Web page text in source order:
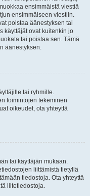
ensimmäistä viestiä
ensimmäiseen viestiin.
poistaa äänestyksen tai
käyttäjät ovat kuitenkin jo
tai poistaa sen. Tämä
äänestyksen.
tai ryhmille.
toimintojen tekeminen
oikeudet, ota yhteyttä
tai käyttäjän mukaan.
liittämistä tietyllä
tiedostoja. Ota yhteyttä
liitetiedostoja.